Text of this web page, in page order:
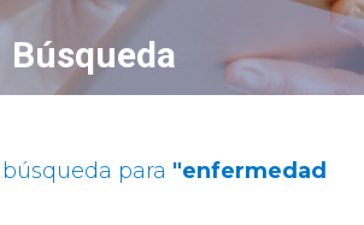
Búsqueda
para "enfermedad